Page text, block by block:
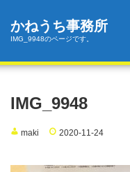
ツ
かねうち事務所
IMG_9948のページです。
IMG_9948
maki 2020-11-24